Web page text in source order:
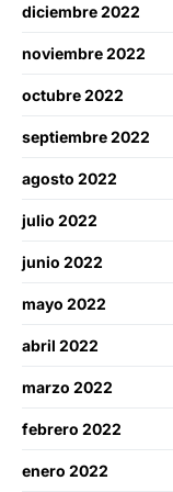
diciembre 2022
noviembre 2022
octubre 2022
septiembre 2022
agosto 2022
julio 2022
junio 2022
mayo 2022
abril 2022
marzo 2022
febrero 2022
enero 2022